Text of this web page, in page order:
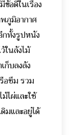
อดีในเรื่อง
ภูมิอากาศ
กทั้งรูปหนัง
ในลังไม้
ก็บลงลัง
อซึม รวม
ไผ่และใช้
มและอยู่ได้